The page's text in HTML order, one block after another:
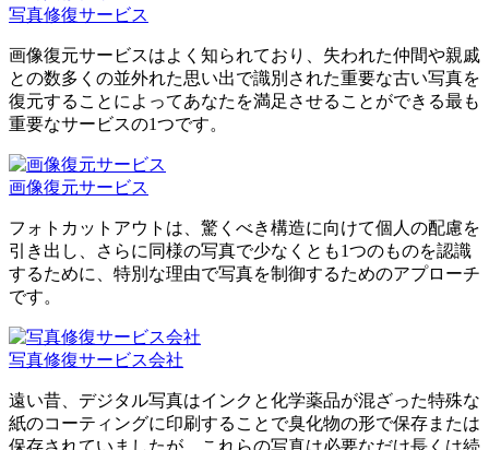
写真修復サービス
画像復元サービスはよく知られており、失われた仲間や親戚
との数多くの並外れた思い出で識別された重要な古い写真を
復元することによってあなたを満足させることができる最も
重要なサービスの1つです。
画像復元サービス
フォトカットアウトは、驚くべき構造に向けて個人の配慮を
引き出し、さらに同様の写真で少なくとも1つのものを認識
するために、特別な理由で写真を制御するためのアプローチ
です。
写真修復サービス会社
遠い昔、デジタル写真はインクと化学薬品が混ざった特殊な
紙のコーティングに印刷することで臭化物の形で保存または
保存されていましたが、これらの写真は必要なだけ長くは続